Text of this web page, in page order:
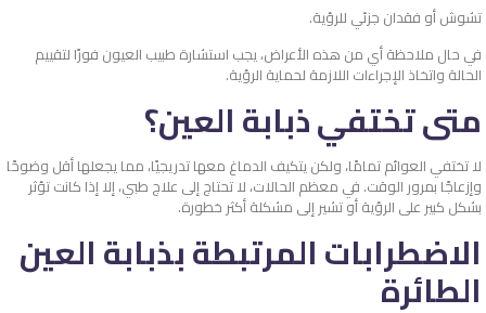
تشوش أو فقدان جزئي للرؤية.
في حال ملاحظة أي من هذه الأعراض، يجب استشارة طبيب العيون فورًا لتقييم
الحالة واتخاذ الإجراءات اللازمة لحماية الرؤية.
متى تختفي ذبابة العين؟
لا تختفي العوائم تمامًا، ولكن يتكيف الدماغ معها تدريجيًا، مما يجعلها أقل وضوحًا
وإزعاجًا بمرور الوقت. في معظم الحالات، لا تحتاج إلى علاج طبي، إلا إذا كانت تؤثر
بشكل كبير على الرؤية أو تشير إلى مشكلة أكثر خطورة.
الاضطرابات المرتبطة بذبابة العين
الطائرة